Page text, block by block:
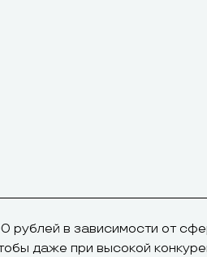
рублей в зависимости от
даже при высокой